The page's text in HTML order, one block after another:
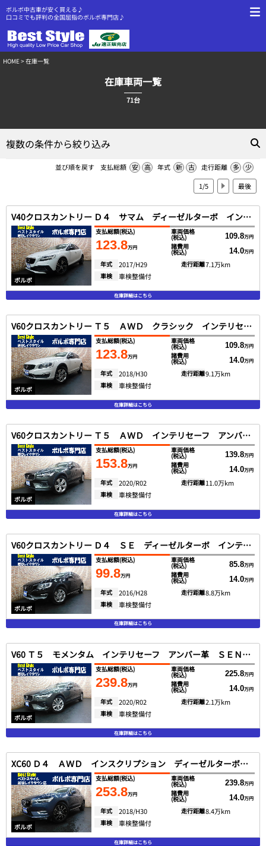
ボルボ中古車が安く買える♪
口コミでも評判の全国屈指のボルボ専門店♪
HOME > 在庫一覧
在庫車両一覧
71台
複数の条件から絞り込み
並び順を戻す 支払総額 安 高 年式 新 古 走行距離 多
少
1/5
最後
V40クロスカントリー Ｄ４ サマム ディーゼルターボ インテリセーフ 黒革 ＳＥＮＳＵＳ バックカメラ スマートキー ＤＳＲＣ ＬＥＤヘッド ｈａｒｍａｎｋａｒｄｏｎ ２０１７モデル
ボルボ
支払総額(税込)
123.8万円
車両価格
(税込) 109.8万円
諸費用
(税込) 14.0万円
年式 2017/H29 走行距離7.1万km
車検 車検整備付
在庫詳細はこちら
V60クロスカントリー Ｔ５ ＡＷＤ クラシック インテリセーフ ベージュ革 サンルーフ ＳＥＮＳＵＳ ＤＴＶ バックカメラ スマートキー ＤＳＲＣ キセノン ２０１８最終モデル
ボルボ
支払総額(税込)
123.8万円
車両価格
(税込) 109.8万円
諸費用
(税込) 14.0万円
年式 2018/H30 走行距離9.1万km
車検 車検整備付
在庫詳細はこちら
V60クロスカントリー Ｔ５ ＡＷＤ インテリセーフ アンバー革 ＳＥＮＳＵＳ ＤＴＶ 全方位カメラ スマートキー ＤＳＲＣ ＬＥＤヘッド １オナ ２０２０モデル
ボルボ
支払総額(税込)
153.8万円
車両価格
(税込) 139.8万円
諸費用
(税込) 14.0万円
年式 2020/R02 走行距離11.0万km
車検 車検整備付
在庫詳細はこちら
V60クロスカントリー Ｄ４ ＳＥ ディーゼルターボ インテリセーフ 黒革 ＳＥＮＳＵＳ ＤＴＶ バックカメラ スマートキー ＤＳＲＣ キセノン １オナ ２０１６モデル
ボルボ
支払総額(税込)
99.8万円
車両価格
(税込) 85.8万円
諸費用
(税込) 14.0万円
年式 2016/H28 走行距離8.8万km
車検 車検整備付
在庫詳細はこちら
V60 Ｔ５ モメンタム インテリセーフ アンバー革 ＳＥＮＳＵＳ ＤＴＶ 全方位カメラ スマートキー ＤＳＲＣ ＬＥＤヘッド Ｐアシスト １オナ ２０２０モデル
ボルボ
支払総額(税込)
239.8万円
車両価格
(税込) 225.8万円
諸費用
(税込) 14.0万円
年式 2020/R02 走行距離2.1万km
車検 車検整備付
在庫詳細はこちら
XC60 Ｄ４ ＡＷＤ インスクリプション ディーゼルターボ インテリセーフ ブロンド革 サンルーフ ＳＥＮＳＵＳ ＤＴＶ 全方位カメラ Ｐアシスト ＤＳＲＣ ＬＥＤヘッド ２０１８モデル
ボルボ
支払総額(税込)
253.8万円
車両価格
(税込) 239.8万円
諸費用
(税込) 14.0万円
年式 2018/H30 走行距離8.4万km
車検 車検整備付
在庫詳細はこちら